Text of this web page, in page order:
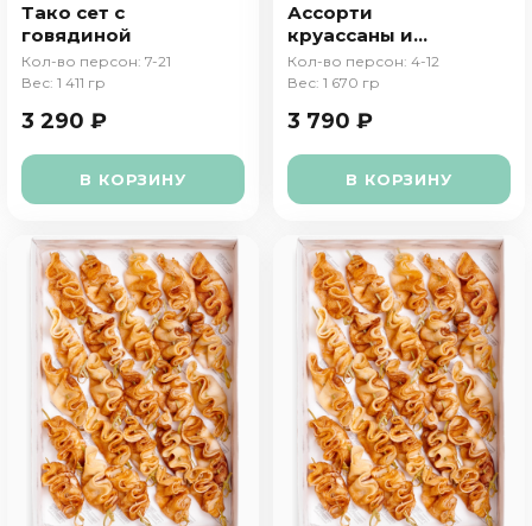
Тако сет с
говядиной
Кол-во персон: 7-21
Вес: 1 411 гр
3 290 ₽
В КОРЗИНУ
Ассорти
круассаны и
сэндвичи
Кол-во персон: 4-12
Вес: 1 670 гр
3 790 ₽
В КОРЗИНУ